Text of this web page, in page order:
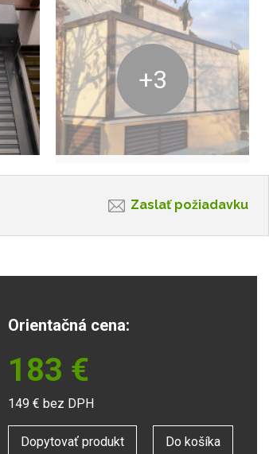
+3
Zaslať požiadavku
Orientačná cena:
183 €
149 € bez DPH
Dopytovať produkt Do košíka